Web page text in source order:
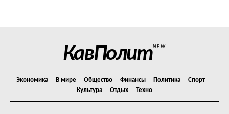
Контакты
КавПолитNEW
Экономика В мире Общество Финансы Политика
Спорт
Культура
Отдых Техно